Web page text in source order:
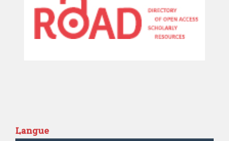
Langue